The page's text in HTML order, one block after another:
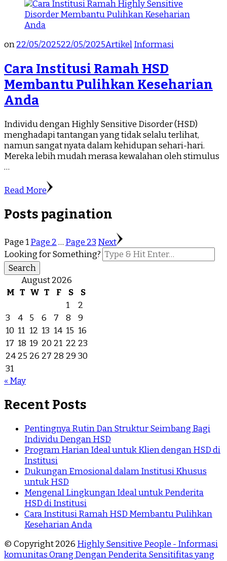
on22/05/202522/05/2025ArtikelInformasi
Cara Institusi Ramah HSD
Membantu Pulihkan Keseharian
Anda
Individu dengan Highly Sensitive Disorder (HSD)
menghadapi tantangan yang tidak selalu terlihat,
namun sangat nyata dalam kehidupan sehari-hari.
Mereka lebih mudah merasa kewalahan oleh stimulus
…
Read More
Posts pagination
Page1Page 2… Page 23 Next
Looking for Something?
August 2026
M T W T F S
S
1
2
3
4 5 6 7 8
9
10 11 12 13 14 15 16
17 18 19 20 21 22 23
24 25 26 27 28 29 30
31
« May
Recent Posts
Pentingnya Rutin Dan Struktur Seimbang Bagi
Individu Dengan HSD
Program Harian Ideal untuk Klien dengan HSD di
Institusi
Dukungan Emosional dalam Institusi Khusus
untuk HSD
Mengenal Lingkungan Ideal untuk Penderita
HSD di Institusi
Cara Institusi Ramah HSD Membantu Pulihkan
Keseharian Anda
© Copyright 2026 Highly Sensitive People - Informasi
komunitas Orang Dengan Penderita Sensitifitas yang